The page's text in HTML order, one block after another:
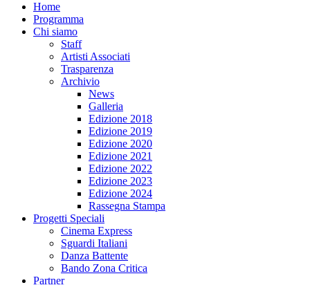
Home
Programma
Chi siamo
Staff
Artisti Associati
Trasparenza
Archivio
News
Galleria
Edizione 2018
Edizione 2019
Edizione 2020
Edizione 2021
Edizione 2022
Edizione 2023
Edizione 2024
Rassegna Stampa
Progetti Speciali
Cinema Express
Sguardi Italiani
Danza Battente
Bando Zona Critica
Partner